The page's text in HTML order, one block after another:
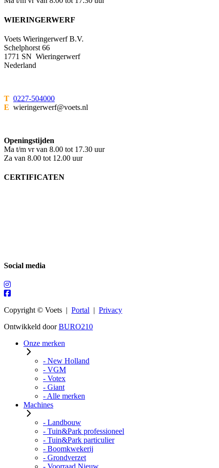
WIERINGERWERF
Voets Wieringerwerf B.V.
Schelphorst 66
1771 SN Wieringerwerf
Nederland
T 0227-504000
E wieringerwerf@voets.nl
Openingstijden
Ma t/m vr van 8.00 tot 17.30 uur
Za van 8.00 tot 12.00 uur
CERTIFICATEN
Social media
Copyright © Voets | Portal | Privacy
Ontwikkeld doorBURO210
Onze merken
- New Holland
- VGM
- Votex
- Giant
- Alle merken
Machines
- Landbouw
- Tuin&Park professioneel
- Tuin&Park particulier
- Boomkwekerij
- Grondverzet
- Voorraad Nieuw